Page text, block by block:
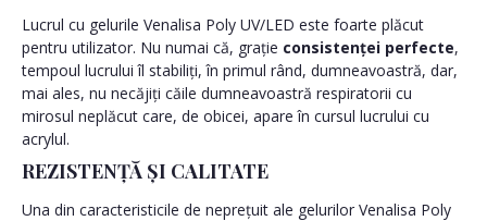
Lucrul cu gelurile Venalisa Poly UV/LED este foarte plăcut
pentru utilizator. Nu numai că, grație consistenței perfecte,
tempoul lucrului îl stabiliți, în primul rând, dumneavoastră, dar,
mai ales, nu necăjiți căile dumneavoastră respiratorii cu
mirosul neplăcut care, de obicei, apare în cursul lucrului cu
acrylul.
REZISTENȚĂ ȘI CALITATE
Una din caracteristicile de neprețuit ale gelurilor Venalisa Poly